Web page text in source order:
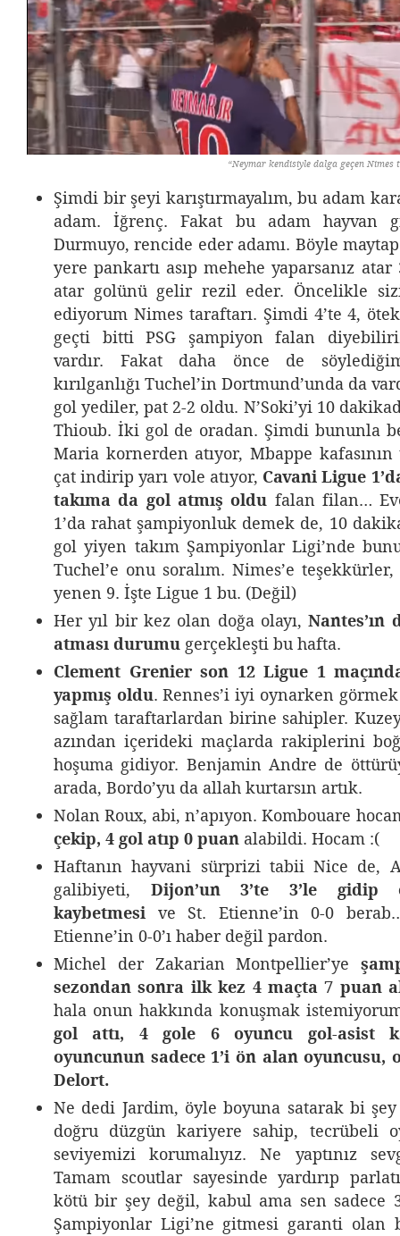
“Neymar kendisiyle dalga geçen Nimes
Şimdi bir şeyi karıştırmayalım, bu adam
adam. İğrenç. Fakat bu adam hayvan
Durmuyo, rencide eder adamı. Böyle
yere pankartı asıp mehehe yaparsanız atar
atar golünü gelir rezil eder. Öncelikle
ediyorum Nimes taraftarı. Şimdi 4’te 4,
geçti bitti PSG şampiyon falan
vardır. Fakat daha önce de
kırılganlığı Tuchel’in Dortmund’unda da
gol yediler, pat 2-2 oldu. N’Soki’yi 10
Thioub. İki gol de oradan. Şimdi bununla
Maria kornerden atıyor, Mbappe
çat indirip yarı vole atıyor, Cavani Ligue
takıma da gol atmış oldu falan filan…
1’da rahat şampiyonluk demek de, 10
gol yiyen takım Şampiyonlar Ligi’nde
Tuchel’e onu soralım. Nimes’e
yenen 9. İşte Ligue 1 bu. (Değil)
Her yıl bir kez olan doğa olayı,Nantes’ın
atması durumu gerçekleşti bu hafta.
Clement Grenier son 12 Ligue 1
yapmış oldu. Rennes’i iyi oynarken
sağlam taraftarlardan birine sahipler.
azından içerideki maçlarda rakiplerini
hoşuma gidiyor. Benjamin Andre de
arada, Bordo’yu da allah kurtarsın artık.
Nolan Roux, abi, n’apıyon. Kombouare
çekip, 4 gol atıp 0 puan alabildi. Hocam :(
Haftanın hayvani sürprizi tabii Nice de,
galibiyeti, Dijon’un 3’te 3’le gidip
kaybetmesi ve St. Etienne’in 0-0
Etienne’in 0-0’ı haber değil pardon.
Michel der Zakarian Montpellier’ye
sezondan sonra ilk kez 4 maçta 7 puan
hala onun hakkında konuşmak
gol attı, 4 gole 6 oyuncu gol-asist
oyuncunun sadece 1’i ön alan oyuncusu,
Delort.
Ne dedi Jardim, öyle boyuna satarak bi şey
doğru düzgün kariyere sahip, tecrübeli
seviyemizi korumalıyız. Ne yaptınız
Tamam scoutlar sayesinde yardırıp
kötü bir şey değil, kabul ama sen sadece
Şampiyonlar Ligi’ne gitmesi garanti olan